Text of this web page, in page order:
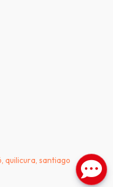
quilicura, santiago